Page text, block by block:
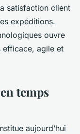
satisfaction client
expéditions.
ouvre
efficace, agile et
temps
aujourd’hui